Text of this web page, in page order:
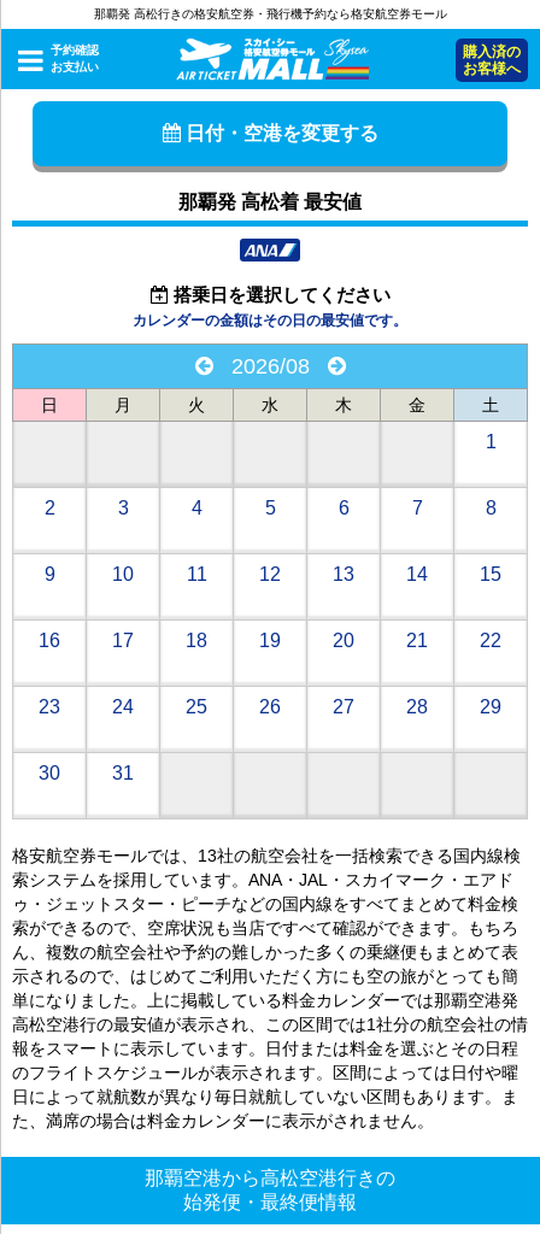
那覇発 高松行きの格安航空券・飛行機予約なら格安航空券モール
予約確認
お支払い
購入済の
お客様へ
日付・空港を変更する
那覇発 高松着 最安値
搭乗日を選択してください
カレンダーの金額はその日の最安値です。
2026/08
日 月 火 水 木 金 土
1
2 3 4 5 6 7 8
9 10 11 12 13 14 15
16 17 18 19 20 21 22
23 24 25 26 27 28 29
30 31
格安航空券モールでは、13社の航空会社を一括検索できる国内線検
索システムを採用しています。ANA・JAL・スカイマーク・エアド
ゥ・ジェットスター・ピーチなどの国内線をすべてまとめて料金検
索ができるので、空席状況も当店ですべて確認ができます。もちろ
ん、複数の航空会社や予約の難しかった多くの乗継便もまとめて表
示されるので、はじめてご利用いただく方にも空の旅がとっても簡
単になりました。上に掲載している料金カレンダーでは那覇空港発
高松空港行の最安値が表示され、この区間では1社分の航空会社の情
報をスマートに表示しています。日付または料金を選ぶとその日程
のフライトスケジュールが表示されます。区間によっては日付や曜
日によって就航数が異なり毎日就航していない区間もあります。ま
た、満席の場合は料金カレンダーに表示がされません。
那覇空港から高松空港行きの
始発便・最終便情報